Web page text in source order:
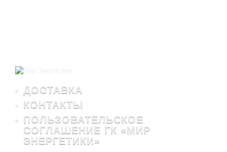
ДОСТАВКА
КОНТАКТЫ
ПОЛЬЗОВАТЕЛЬСКОЕ
СОГЛАШЕНИЕ ГК «МИР
ЭНЕРГЕТИКИ»